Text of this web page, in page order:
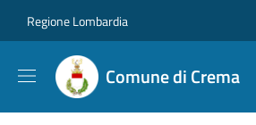
Regione Lombardia
Comune di Crema